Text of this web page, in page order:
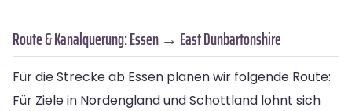
Route & Kanalquerung: Essen → East Dunbartonshire
Für die Strecke ab Essen planen wir folgende Route:
Für Ziele in Nordengland und Schottland lohnt sich